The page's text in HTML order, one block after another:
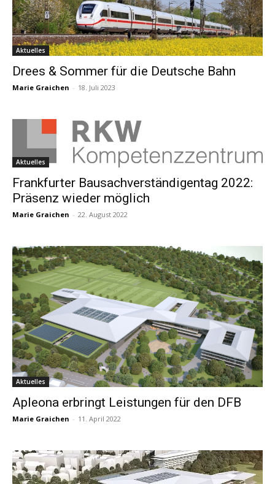
Aktuelles
Drees & Sommer für die Deutsche Bahn
Marie Graichen - 18. Juli 2023
Aktuelles
Frankfurter Bausachverständigentag 2022:
Präsenz wieder möglich
Marie Graichen - 22. August 2022
Aktuelles
Apleona erbringt Leistungen für den DFB
Marie Graichen - 11. April 2022